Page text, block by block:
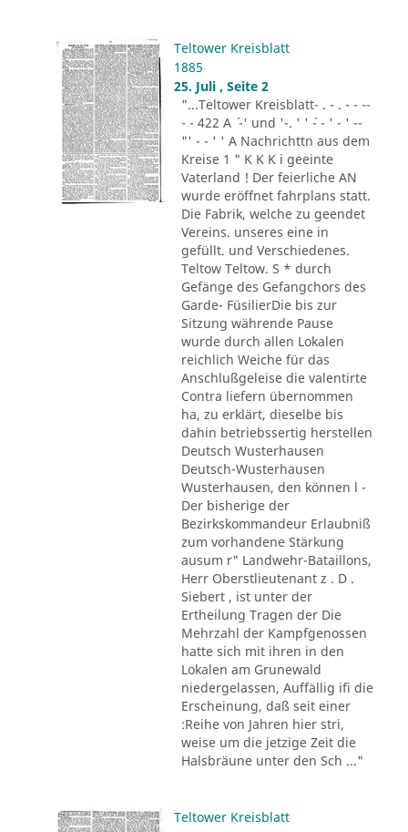
Teltower Kreisblatt
1885
25. Juli , Seite 2
"...Teltower Kreisblatt- . - . - - --
- - 422 A ´ -' und '-. ' ' ´- - ' - ' --
"' - - ' ' A Nachrichttn aus dem
Kreise 1 " K K K i geeinte
Vaterland ! Der feierliche AN
wurde eröffnet fahrplans statt.
Die Fabrik, welche zu geendet
Vereins. unseres eine in
gefüllt. und Verschiedenes.
Teltow Teltow. S * durch
Gefänge des Gefangchors des
Garde- FüsilierDie bis zur
Sitzung währende Pause
wurde durch allen Lokalen
reichlich Weiche für das
Anschlußgeleise die valentirte
Contra liefern übernommen
ha, zu erklärt, dieselbe bis
dahin betriebssertig herstellen
Deutsch Wusterhausen
Deutsch-Wusterhausen
Wusterhausen, den können l -
Der bisherige der
Bezirkskommandeur Erlaubniß
zum vorhandene Stärkung
ausum r" Landwehr-Bataillons,
Herr Oberstlieutenant z . D .
Siebert , ist unter der
Ertheilung Tragen der Die
Mehrzahl der Kampfgenossen
hatte sich mit ihren in den
Lokalen am Grunewald
niedergelassen, Auffällig ifi die
Erscheinung, daß seit einer
:Reihe von Jahren hier stri,
weise um die jetzige Zeit die
Halsbräune unter den Sch ..."
Teltower Kreisblatt